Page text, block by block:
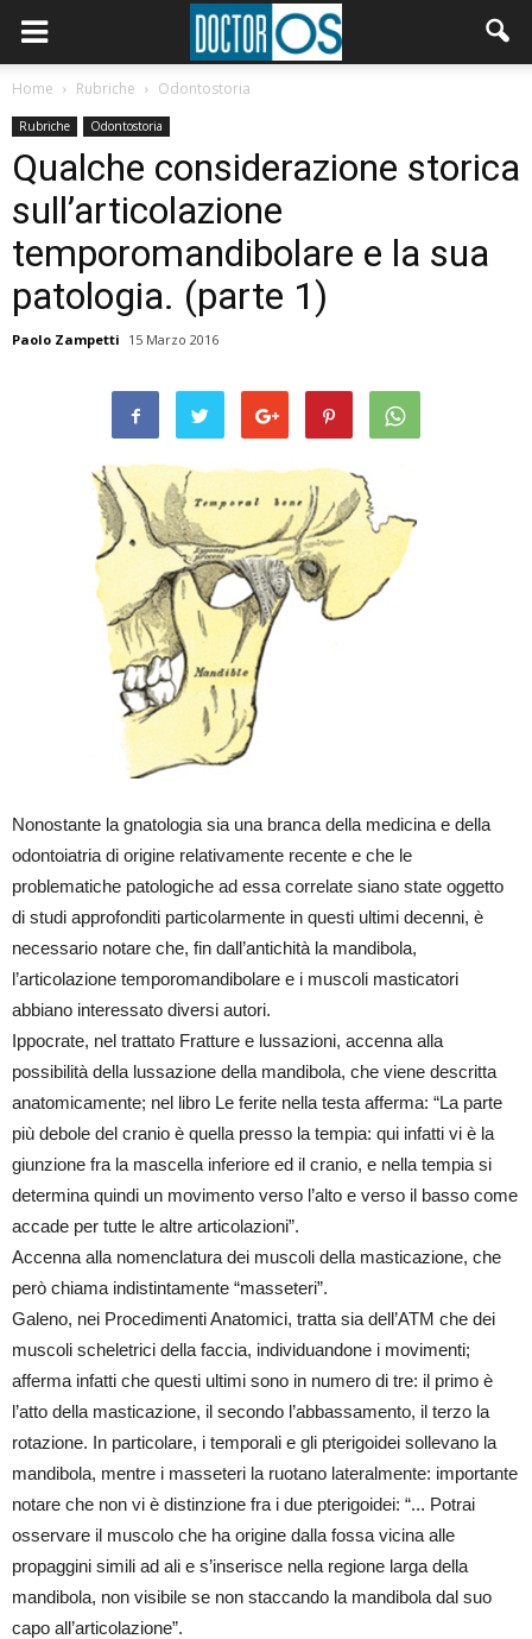
Home Rubriche Odontostoria
Rubriche Odontostoria
Qualche considerazione storica
sull’articolazione
temporomandibolare e la sua
patologia. (parte 1)
Paolo Zampetti 15 Marzo 2016
Nonostante la gnatologia sia una branca della medicina e della
odontoiatria di origine relativamente recente e che le
problematiche patologiche ad essa correlate siano state oggetto
di studi approfonditi particolarmente in questi ultimi decenni, è
necessario notare che, fin dall’antichità la mandibola,
l’articolazione temporomandibolare e i muscoli masticatori
abbiano interessato diversi autori.
Ippocrate, nel trattato Fratture e lussazioni, accenna alla
possibilità della lussazione della mandibola, che viene descritta
anatomicamente; nel libro Le ferite nella testa afferma: “La parte
più debole del cranio è quella presso la tempia: qui infatti vi è la
giunzione fra la mascella inferiore ed il cranio, e nella tempia si
determina quindi un movimento verso l’alto e verso il basso come
accade per tutte le altre articolazioni”.
Accenna alla nomenclatura dei muscoli della masticazione, che
però chiama indistintamente “masseteri”.
Galeno, nei Procedimenti Anatomici, tratta sia dell’ATM che dei
muscoli scheletrici della faccia, individuandone i movimenti;
afferma infatti che questi ultimi sono in numero di tre: il primo è
l’atto della masticazione, il secondo l’abbassamento, il terzo la
rotazione. In particolare, i temporali e gli pterigoidei sollevano la
mandibola, mentre i masseteri la ruotano lateralmente: importante
notare che non vi è distinzione fra i due pterigoidei: “... Potrai
osservare il muscolo che ha origine dalla fossa vicina alle
propaggini simili ad ali e s’inserisce nella regione larga della
mandibola, non visibile se non staccando la mandibola dal suo
capo all’articolazione”.